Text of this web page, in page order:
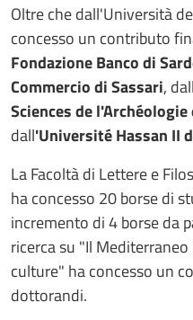
Oltre che dall'Università
concesso un contributo
Fondazione Banco di
Commercio di Sassari,
Sciences de
dall'Université Hassan II
La Facoltà di Lettere e
ha concesso 20 borse di
incremento di 4 borse da
ricerca su "Il
culture" ha concesso un
dottorandi.